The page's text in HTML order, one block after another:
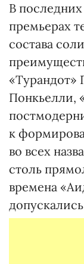
В
премьерах
состава
«Турандот»
Понкьелли,
к
во всех
столь
времена